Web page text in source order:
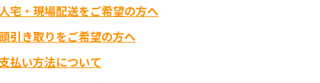
宅・現場配送をご希望の方へ
引き取りをご希望の方へ
払い方法について